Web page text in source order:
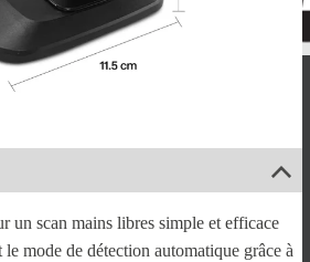
un scan mains libres simple et efficace
mode de détection automatique grâce à